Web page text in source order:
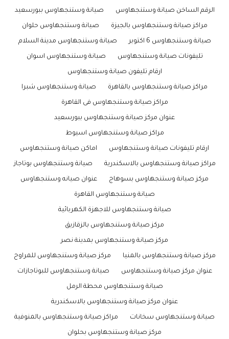
الرقم الساخن صيانة وستنجهاوس صيانة وستنجهاوس ببورسعيد
مراكز صيانة وستنجهاوس بالجيزة صيانة وستنجهاوس حلوان
صيانة وستنجهاوس 6 اكتوبر صيانة وستنجهاوس مدينة السلام
تليفونات صيانة وستنجهاوس صيانة وستنجهاوس اسوان
ارقام تليفون صيانة وستنجهاوس
مراكز صيانة وستنجهاوس بالقاهرة صيانة وستنجهاوس شبرا
مراكز صيانة وستنجهاوس فى القاهرة
عنوان مركز صيانة وستنجهاوس ببورسعيد
مراكز صيانة وستنجهاوس اسيوط
ارقام تليفونات صيانة وستنجهاوس اماكن صيانة وستنجهاوس
مراكز صيانة وستنجهاوس بالاسكندرية صيانة وستنجهاوس بوتاجاز
مركز صيانة وستنجهاوس بسوهاج عنوان صيانه وستنجهاوس
صيانة وستنجهاوس القاهرة
صيانة وستنجهاوس للاجهزة الكهربائية
مركز صيانة وستنجهاوس بالزقازيق
مركز صيانة وستنجهاوس بمدينة نصر
مركز صيانة وستنجهاوس بالمنيا مركز صيانة وستنجهاوس للمراوح
عنوان مركز صيانة وستنجهاوس صيانة وستنجهاوس للبوتاجازات
صيانة وستنجهاوس محطة الرمل
عنوان مركز صيانة وستنجهاوس بالاسكندرية
صيانة وستنجهاوس سخانات مراكز صيانة وستنجهاوس بالمنوفية
مركز صيانة وستنجهاوس بحلوان